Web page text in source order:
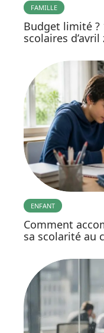
FAMILLE
Budget limité ?
scolaires
ENFANT
Comment
sa scolarité au